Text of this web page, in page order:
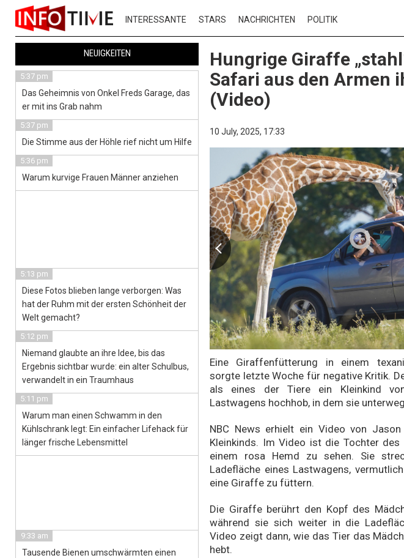
INTERESSANTE STARS NACHRICHTEN POLITIK
Hungrige Giraffe
Safari aus den Armen
(Video)
10 July, 2025, 17:33
Eine Giraffenfütterung in einem
sorgte letzte Woche für negative Kritik.
als eines der Tiere ein Kleinkind
Lastwagens hochhob, in dem sie
NBC News erhielt ein Video von
Kleinkinds. Im Video ist die Tochter
einem rosa Hemd zu sehen. Sie
Ladefläche eines Lastwagens,
eine Giraffe zu füttern.
Die Giraffe berührt den Kopf des
während sie sich weiter in die
Video zeigt dann, wie das Tier das
hebt.
NEUIGKEITEN
5:37 pm
Das Geheimnis von Onkel Freds Garage, das
er mit ins Grab nahm
5:37 pm
Die Stimme aus der Höhle rief nicht um Hilfe
5:36 pm
Warum kurvige Frauen Männer anziehen
5:13 pm
Diese Fotos blieben lange verborgen: Was
hat der Ruhm mit der ersten Schönheit der
Welt gemacht?
5:12 pm
Niemand glaubte an ihre Idee, bis das
Ergebnis sichtbar wurde: ein alter Schulbus,
verwandelt in ein Traumhaus
5:11 pm
Warum man einen Schwamm in den
Kühlschrank legt: Ein einfacher Lifehack für
länger frische Lebensmittel
9:33 am
Tausende Bienen umschwärmten einen